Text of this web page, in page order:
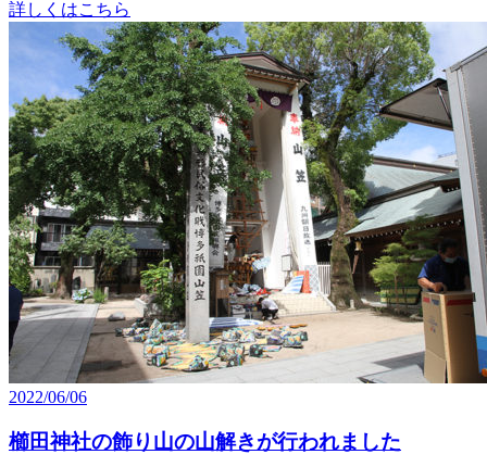
詳しくはこちら
2022/06/06
櫛田神社の飾り山の山解きが行われました